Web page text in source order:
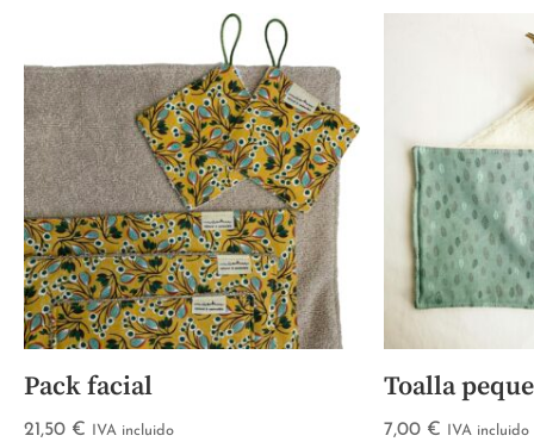
Pack facial
21,50 € IVA incluido
Toalla
7,00 € IVA incluido